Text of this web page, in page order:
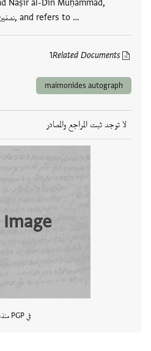
Nāṣir al-Dīn Muḥammad,
includes the phrase نصفين بالسوية, and refers to …
Related Documents
1
maimonides autograph
لا توجد ثبت المراجع والمصادر
في PGP منذ